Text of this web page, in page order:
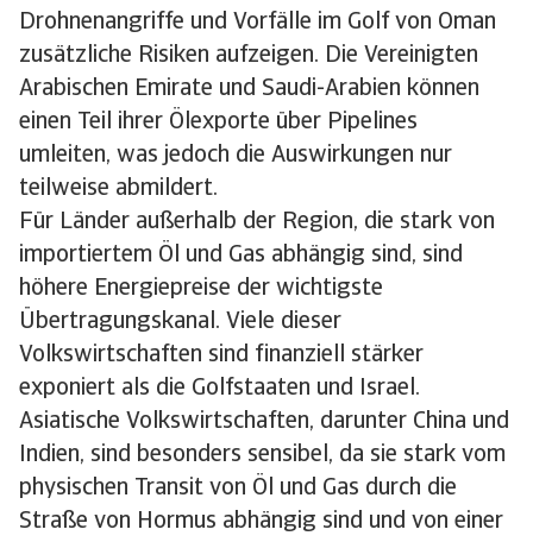
Drohnenangriffe und Vorfälle im Golf von Oman
zusätzliche Risiken aufzeigen. Die Vereinigten
Arabischen Emirate und Saudi-Arabien können
einen Teil ihrer Ölexporte über Pipelines
umleiten, was jedoch die Auswirkungen nur
teilweise abmildert.
Für Länder außerhalb der Region, die stark von
importiertem Öl und Gas abhängig sind, sind
höhere Energiepreise der wichtigste
Übertragungskanal. Viele dieser
Volkswirtschaften sind finanziell stärker
exponiert als die Golfstaaten und Israel.
Asiatische Volkswirtschaften, darunter China und
Indien, sind besonders sensibel, da sie stark vom
physischen Transit von Öl und Gas durch die
Straße von Hormus abhängig sind und von einer